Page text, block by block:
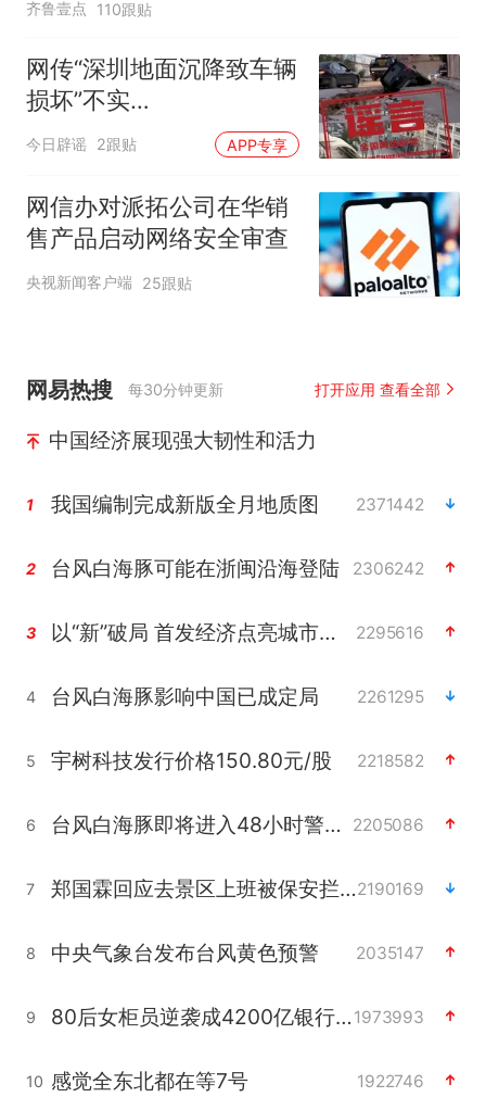
齐鲁壹点 110跟贴
网传“深圳地面沉降致车辆
损坏”不实
（2026·08·06）
今日辟谣 2跟贴 APP专享
网信办对派拓公司在华销
售产品启动网络安全审查
央视新闻客户端 25跟贴
网易热搜 每30分钟更新 打开应用 查看全部
中国经济展现强大韧性和活力
1 我国编制完成新版全月地质图 2371442
2 台风白海豚可能在浙闽沿海登陆 2306242
3 以“新”破局 首发经济点亮城市消费活力 2295616
4 台风白海豚影响中国已成定局 2261295
5 宇树科技发行价格150.80元/股 2218582
6 台风白海豚即将进入48小时警戒线 2205086
7 郑国霖回应去景区上班被保安拦下2190169
8 中央气象台发布台风黄色预警 2035147
9 80后女柜员逆袭成4200亿银行副行长1973993
10 感觉全东北都在等7号 1922746